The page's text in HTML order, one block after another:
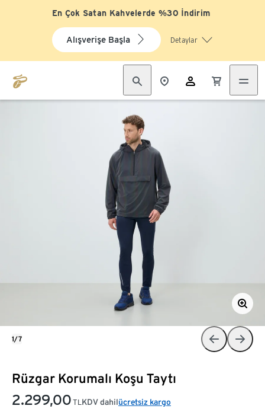
En Çok Satan Kahvelerde %30 İndirim
Alışverişe Başla Detaylar
Rüzgar Korumalı Koşu Taytı
2.299,00 TL KDV dahilücretsiz kargo
1/7